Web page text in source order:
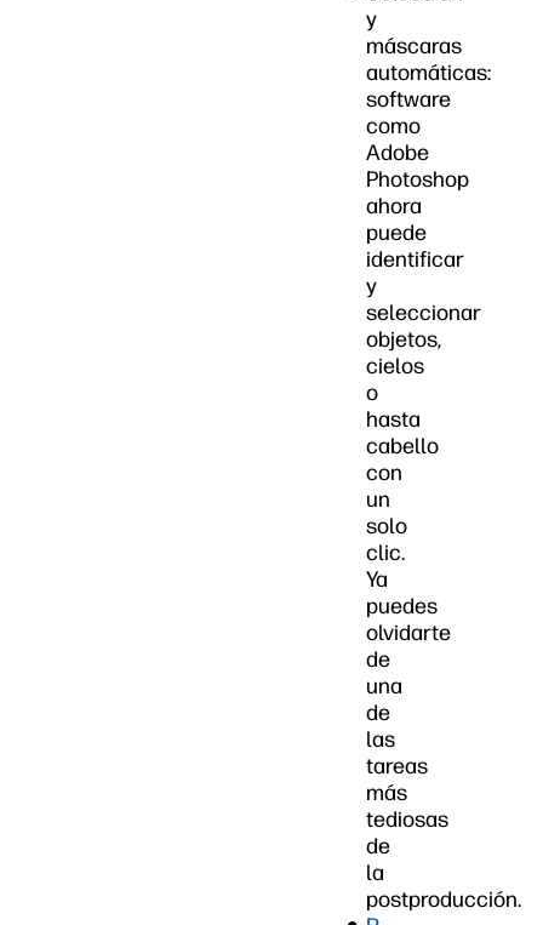
y
máscaras
automáticas:
software
como
Adobe
Photoshop
ahora
puede
identificar
y
seleccionar
objetos,
cielos
o
hasta
cabello
con
un
solo
clic.
Ya
puedes
olvidarte
de
una
de
las
tareas
más
tediosas
de
la
postproducción.